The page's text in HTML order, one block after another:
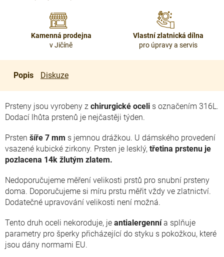
Kamenná prodejna
v Jičíně
Vlastní zlatnická dílna
pro úpravy a servis
Popis Diskuze
Prsteny jsou vyrobeny z chirurgické oceli s označením 316L.
Dodací lhůta prstenů je nejčastěji týden.
Prsten šíře 7 mm s jemnou drážkou. U dámského provedení
vsazené kubické zirkony. Prsten je lesklý, třetina prstenu je
pozlacena 14k žlutým zlatem.
Nedoporučujeme měření velikosti prstů pro snubní prsteny
doma. Doporučujeme si míru prstu měřit vždy ve zlatnictví.
Dodatečné upravování velikosti není možná.
Tento druh oceli nekoroduje, je antialergennía splňuje
parametry pro šperky přicházející do styku s pokožkou, které
jsou dány normami EU.